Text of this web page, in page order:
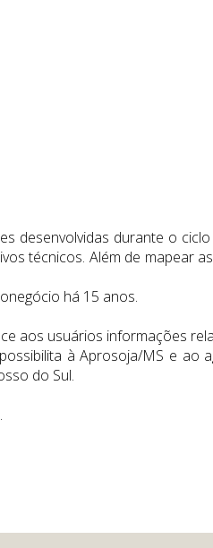
desenvolvidas durante o
técnicos. Além de mapear
há 15 anos.
aos usuários informações
à Aprosoja/MS e
do Sul.